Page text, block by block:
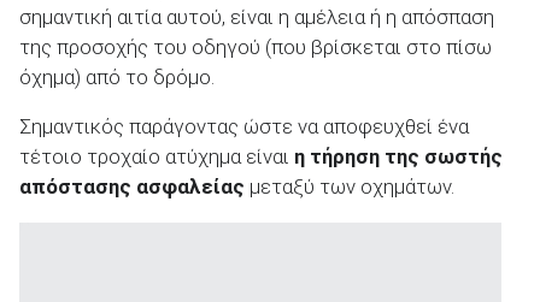
ΑΝΑΖΗΤΗΣΗ
σημαντική αιτία αυτού, είναι η αμέλεια ή η απόσπαση
της προσοχής του οδηγού (που βρίσκεται στο πίσω
όχημα) από το δρόμο.
Σημαντικός παράγοντας ώστε να αποφευχθεί ένα
τέτοιο τροχαίο ατύχημα είναι η τήρηση της σωστής
απόστασης ασφαλείας μεταξύ των οχημάτων.